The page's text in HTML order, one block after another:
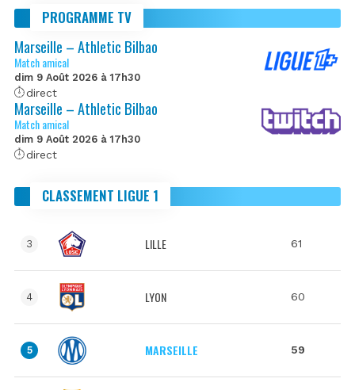
PROGRAMME TV
Marseille – Athletic Bilbao
Match amical
dim 9 Août 2026 à 17h30
direct
Marseille – Athletic Bilbao
Match amical
dim 9 Août 2026 à 17h30
direct
CLASSEMENT LIGUE 1
3 LILLE 61
4 LYON 60
5 MARSEILLE 59